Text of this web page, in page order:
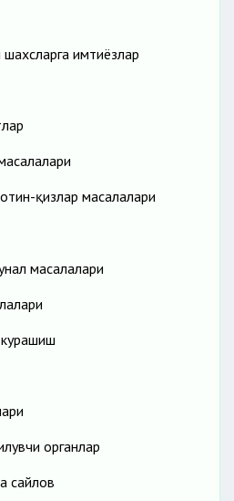
шахсларга имтиёзлар
қизлар масалалари
масалалари
органлар
сайлов